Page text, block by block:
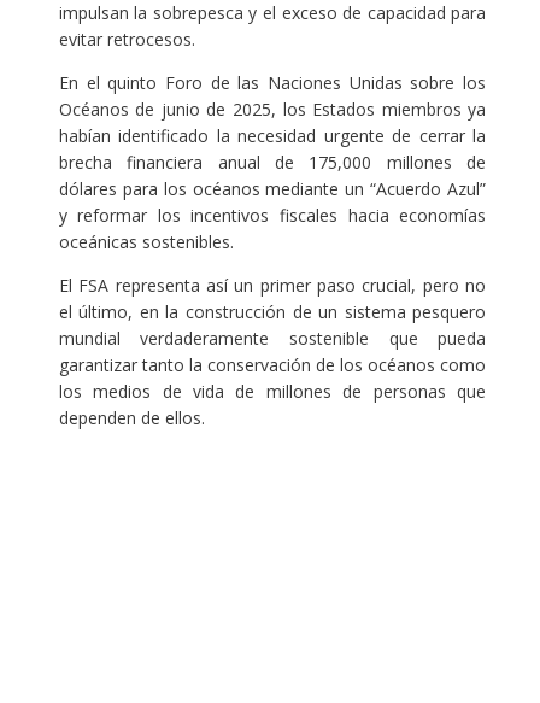
impulsan la sobrepesca y el exceso de capacidad para
evitar retrocesos.
En el quinto Foro de las Naciones Unidas sobre los
Océanos de junio de 2025, los Estados miembros ya
habían identificado la necesidad urgente de cerrar la
brecha financiera anual de 175,000 millones de
dólares para los océanos mediante un “Acuerdo Azul”
y reformar los incentivos fiscales hacia economías
oceánicas sostenibles.
El FSA representa así un primer paso crucial, pero no
el último, en la construcción de un sistema pesquero
mundial verdaderamente sostenible que pueda
garantizar tanto la conservación de los océanos como
los medios de vida de millones de personas que
dependen de ellos.